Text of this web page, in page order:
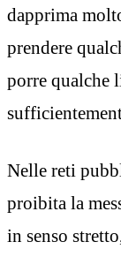
dapprima
prendere
porre qualche
Nelle reti
proibita la
in senso